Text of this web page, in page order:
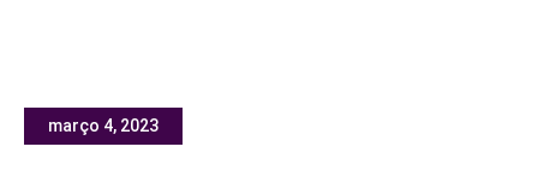
março 4, 2023